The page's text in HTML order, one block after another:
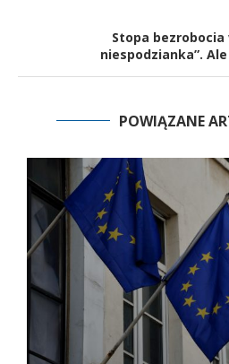
Stopa
niespodzianka”.
POWIĄZANE